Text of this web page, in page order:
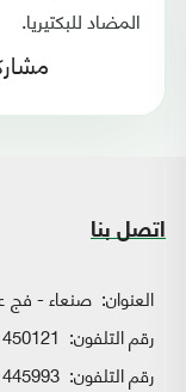
المضاد للبكتيريا.
اتصل بنا
العنوان: صنعاء - فج
رقم التلفون:
رقم التلفون: